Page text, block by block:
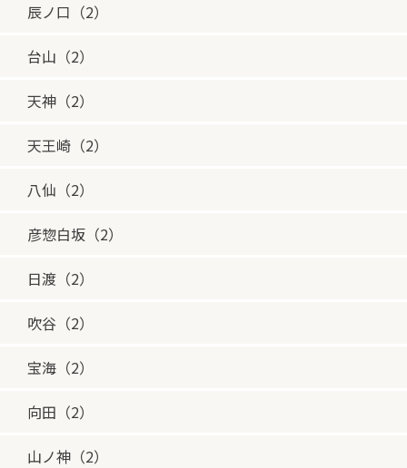
辰ノ口（2）
台山（2）
天神（2）
天王崎（2）
八仙（2）
彦惣白坂（2）
日渡（2）
吹谷（2）
宝海（2）
向田（2）
山ノ神（2）